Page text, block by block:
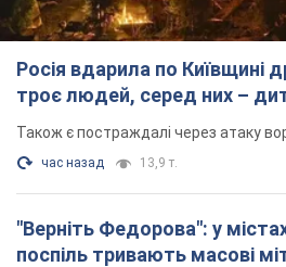
Росія вдарила по Київщині
троє людей, серед них –
Також є постраждалі через атаку
час назад 13,9 т.
"Верніть Федорова": у
поспіль тривають масові